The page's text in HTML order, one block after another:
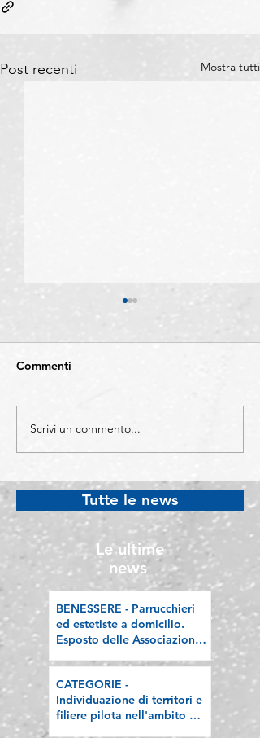
Post recenti Mostra tutti
COMO - Protocollo di
legalità: un'alleanza tra
difendere l'economia
“sana”
Commenti
Scrivi un commento...
Tutte le news
Le ultime
news
BENESSERE - Parrucchieri
ed estetiste a domicilio.
Esposto delle Associazioni
regole valgano per tutti"
CATEGORIE -
Individuazione di territori e
filiere pilota nell'ambito del